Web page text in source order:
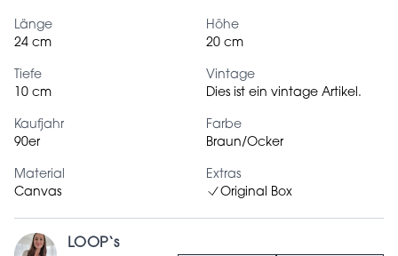
Länge
24 cm
Höhe
20 cm
Tiefe
10 cm
Vintage
Dies ist ein vintage Artikel.
Kaufjahr
90er
Farbe
Braun/Ocker
Material
Canvas
Extras
Original Box
LOOP‘s